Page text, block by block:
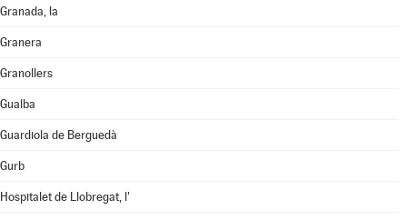
Granada, la
Granera
Granollers
Gualba
Guardiola de Berguedà
Gurb
Hospitalet de Llobregat, l'